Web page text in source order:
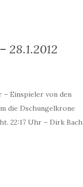
28.1.2012
– Einspieler von den
die Dschungelkrone
22:17 Uhr – Dirk Bach